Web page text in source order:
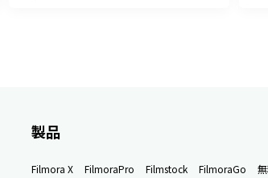
製品
Filmora X FilmoraPro Filmstock FilmoraGo